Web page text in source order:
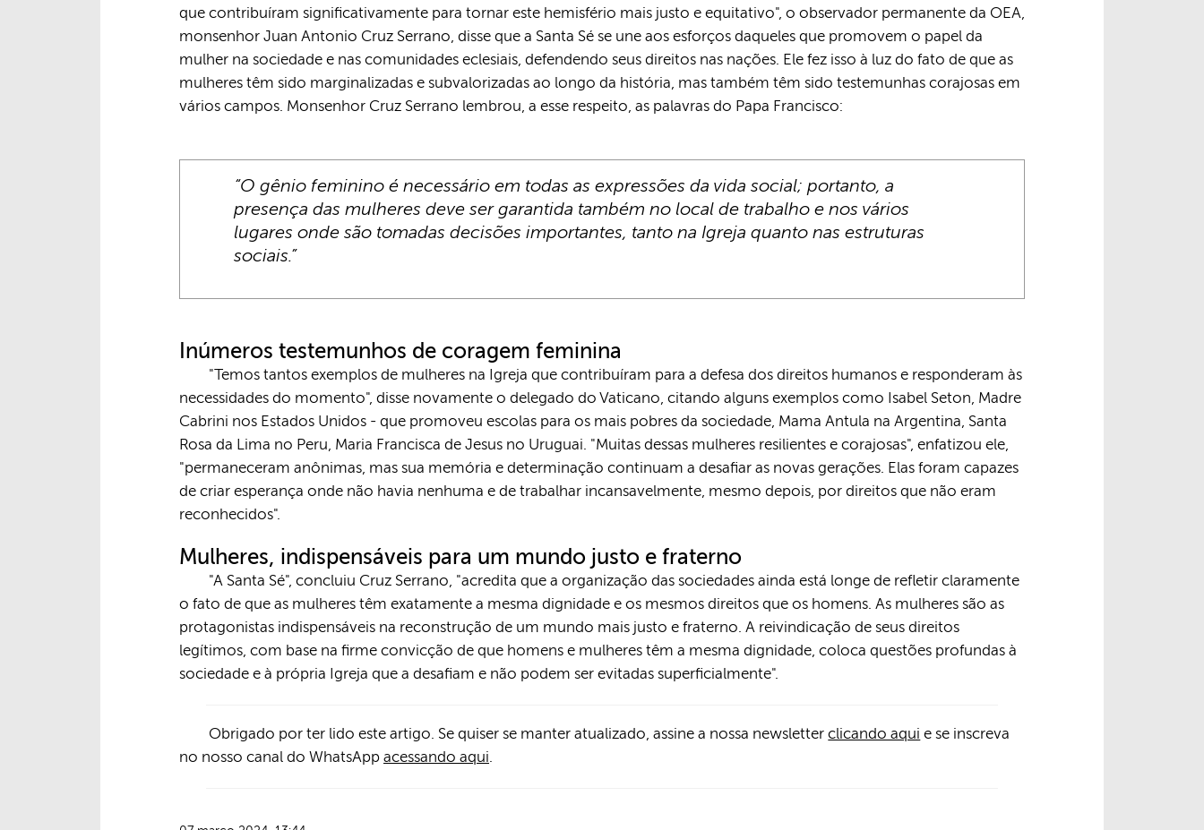
que contribuíram significativamente para tornar este hemisfério mais justo e equitativo", o observador permanente da OEA,
monsenhor Juan Antonio Cruz Serrano, disse que a Santa Sé se une aos esforços daqueles que promovem o papel da
mulher na sociedade e nas comunidades eclesiais, defendendo seus direitos nas nações. Ele fez isso à luz do fato de que as
mulheres têm sido marginalizadas e subvalorizadas ao longo da história, mas também têm sido testemunhas corajosas em
vários campos. Monsenhor Cruz Serrano lembrou, a esse respeito, as palavras do Papa Francisco:
“O gênio feminino é necessário em todas as expressões da vida social; portanto, a
presença das mulheres deve ser garantida também no local de trabalho e nos vários
lugares onde são tomadas decisões importantes, tanto na Igreja quanto nas estruturas
sociais.”
Inúmeros testemunhos de coragem feminina
"Temos tantos exemplos de mulheres na Igreja que contribuíram para a defesa dos direitos humanos e responderam às
necessidades do momento", disse novamente o delegado do Vaticano, citando alguns exemplos como Isabel Seton, Madre
Cabrini nos Estados Unidos - que promoveu escolas para os mais pobres da sociedade, Mama Antula na Argentina, Santa
Rosa da Lima no Peru, Maria Francisca de Jesus no Uruguai. "Muitas dessas mulheres resilientes e corajosas", enfatizou ele,
"permaneceram anônimas, mas sua memória e determinação continuam a desafiar as novas gerações. Elas foram capazes
de criar esperança onde não havia nenhuma e de trabalhar incansavelmente, mesmo depois, por direitos que não eram
reconhecidos".
Mulheres, indispensáveis para um mundo justo e fraterno
"A Santa Sé", concluiu Cruz Serrano, "acredita que a organização das sociedades ainda está longe de refletir claramente
o fato de que as mulheres têm exatamente a mesma dignidade e os mesmos direitos que os homens. As mulheres são as
protagonistas indispensáveis na reconstrução de um mundo mais justo e fraterno. A reivindicação de seus direitos
legítimos, com base na firme convicção de que homens e mulheres têm a mesma dignidade, coloca questões profundas à
sociedade e à própria Igreja que a desafiam e não podem ser evitadas superficialmente".
Obrigado por ter lido este artigo. Se quiser se manter atualizado, assine a nossa newsletterclicando aqui e se inscreva
no nosso canal do WhatsApp acessando aqui.